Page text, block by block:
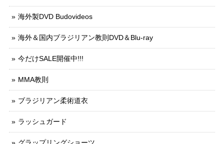
海外製DVD Budovideos
海外＆国内ブラジリアン教則DVD＆Blu-ray
今だけSALE開催中!!!
MMA教則
ブラジリアン柔術道衣
ラッシュガード
グラップリングショーツ